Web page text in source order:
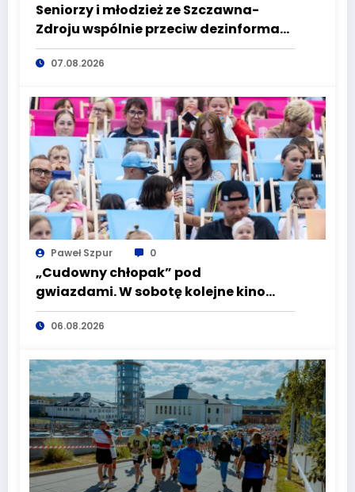
Seniorzy i młodzież ze Szczawna-
Zdroju wspólnie przeciw dezinformacji
i manipulacji
07.08.2026
Paweł Szpur 0
„Cudowny chłopak” pod
gwiazdami. W sobotę kolejne kino
plenerowe w Aqua Zdroju
06.08.2026